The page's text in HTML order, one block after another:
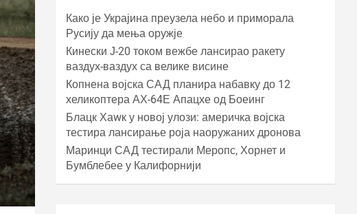
Како је Украјина преузела небо и приморала
Русију да мења оружје
Кинески Ј-20 током вежбе лансирао ракету
ваздух-ваздух са велике висине
Копнена војска САД планира набавку до 12
хеликоптера АХ-64Е Апацхе од Боеинг
Блацк Хаwк у новој улози: америчка војска
тестира лансирање роја наоружаних дронова
Маринци САД тестирали Меропс, Хорнет и
Бумблебее у Калифорнији